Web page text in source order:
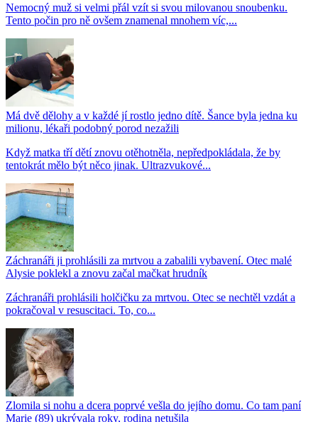
Nemocný muž si velmi přál vzít si svou milovanou snoubenku.
Tento počin pro ně ovšem znamenal mnohem víc,...
Má dvě dělohy a v každé jí rostlo jedno dítě. Šance byla jedna ku
milionu, lékaři podobný porod nezažili
Když matka tří dětí znovu otěhotněla, nepředpokládala, že by
tentokrát mělo být něco jinak. Ultrazvukové...
Záchranáři ji prohlásili za mrtvou a zabalili vybavení. Otec malé
Alysie poklekl a znovu začal mačkat hrudník
Záchranáři prohlásili holčičku za mrtvou. Otec se nechtěl vzdát a
pokračoval v resuscitaci. To, co...
Zlomila si nohu a dcera poprvé vešla do jejího domu. Co tam paní
Marie (89) ukrývala roky, rodina netušila